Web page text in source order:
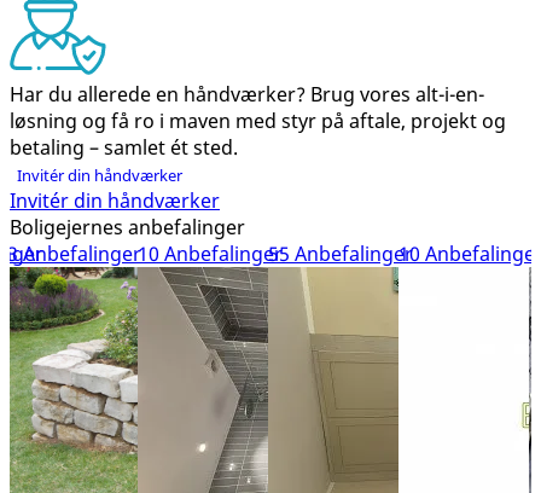
Har du allerede en håndværker? Brug vores alt-i-en-
løsning og få ro i maven med styr på aftale, projekt og
betaling – samlet ét sted.
Invitér din håndværker
Invitér din håndværker
Boligejernes anbefalinger
3 Anbefalinger10 Anbefalinger55 Anbefalinger
10